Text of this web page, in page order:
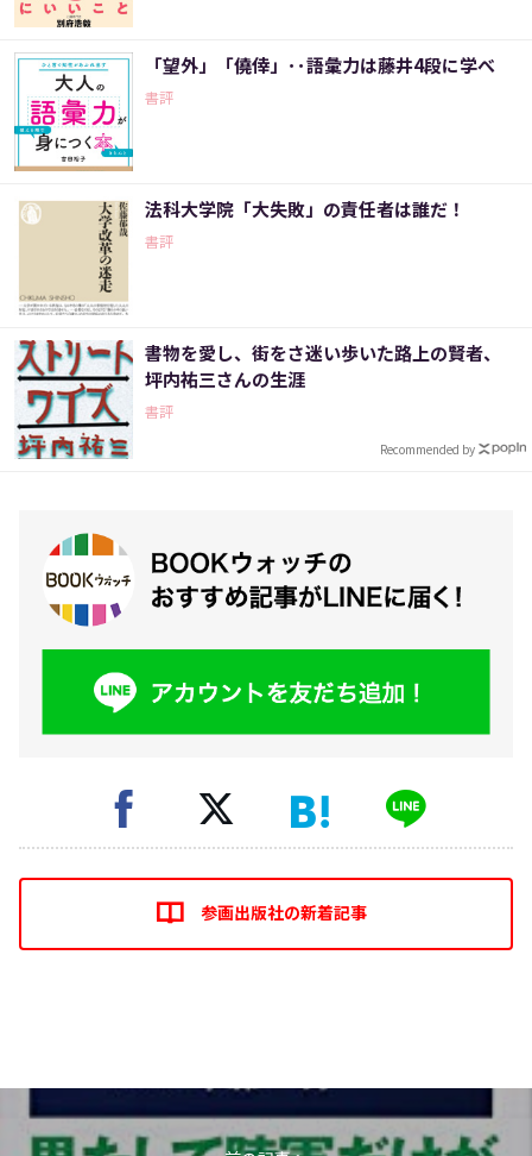
「望外」「僥倖」･･語彙力は藤井4段に学べ
書評
法科大学院「大失敗」の責任者は誰だ！
書評
書物を愛し、街をさ迷い歩いた路上の賢者、
坪内祐三さんの生涯
書評
Recommended by
参画出版社の新着記事